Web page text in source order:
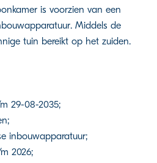
is voorzien van een
Middels de
tuin bereikt op het zuiden.
29-08-2035;
inbouwapparatuur;
2026;